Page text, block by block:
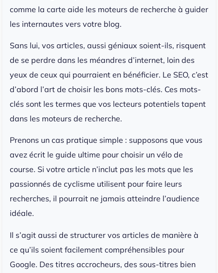
comme la carte aide les moteurs de recherche à guider
les internautes vers votre blog.
Sans lui, vos articles, aussi géniaux soient-ils, risquent
de se perdre dans les méandres d’internet, loin des
yeux de ceux qui pourraient en bénéficier. Le SEO, c’est
d’abord l’art de choisir les bons mots-clés. Ces mots-
clés sont les termes que vos lecteurs potentiels tapent
dans les moteurs de recherche.
Prenons un cas pratique simple : supposons que vous
avez écrit le guide ultime pour choisir un vélo de
course. Si votre article n’inclut pas les mots que les
passionnés de cyclisme utilisent pour faire leurs
recherches, il pourrait ne jamais atteindre l’audience
idéale.
Il s’agit aussi de structurer vos articles de manière à
ce qu’ils soient facilement compréhensibles pour
Google. Des titres accrocheurs, des sous-titres bien